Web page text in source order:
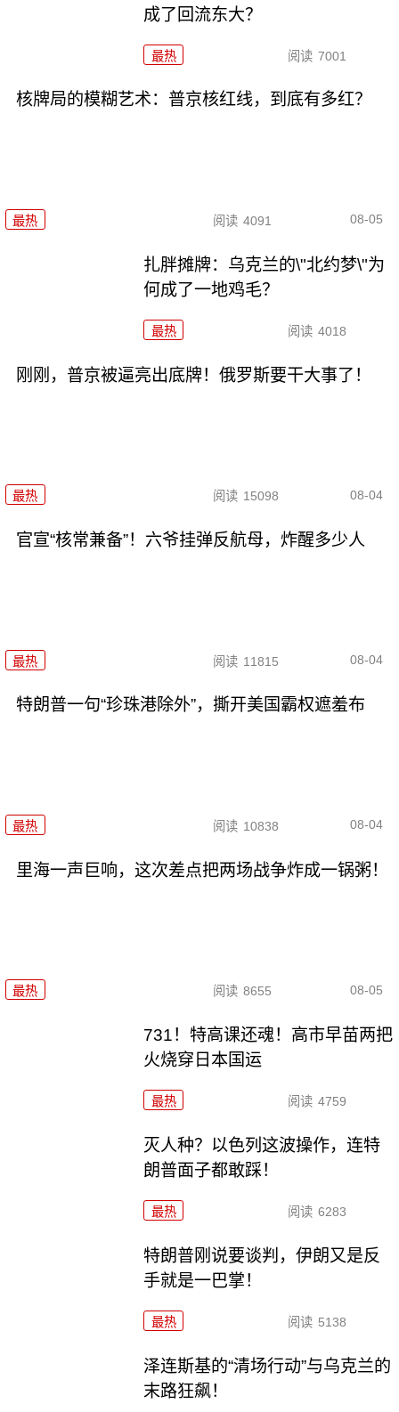
成了回流东大？
最热 阅读 7001
核牌局的模糊艺术：普京核红线，到底有多红？
最热 阅读 4091 08-05
扎胖摊牌：乌克兰的\"北约梦\"为
何成了一地鸡毛？
最热 阅读 4018
刚刚，普京被逼亮出底牌！俄罗斯要干大事了！
最热 阅读 15098 08-04
官宣“核常兼备”！六爷挂弹反航母，炸醒多少人
最热 阅读 11815 08-04
特朗普一句“珍珠港除外”，撕开美国霸权遮羞布
最热 阅读 10838 08-04
里海一声巨响，这次差点把两场战争炸成一锅粥！
最热 阅读 8655 08-05
731！特高课还魂！高市早苗两把
火烧穿日本国运
最热 阅读 4759
灭人种？以色列这波操作，连特
朗普面子都敢踩！
最热 阅读 6283
特朗普刚说要谈判，伊朗又是反
手就是一巴掌！
最热 阅读 5138
泽连斯基的“清场行动”与乌克兰的
末路狂飙！